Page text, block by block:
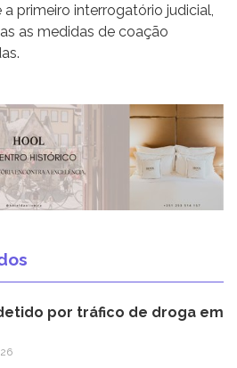
primeiro interrogatório judicial,
as medidas de coação
por tráfico de droga em